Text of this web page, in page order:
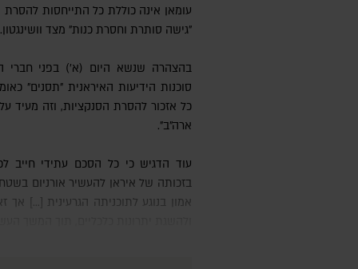
עומאן אינה כוללת כל התייחסות
"גישה סותרת וחסרת כנות" מצד וושינגטון.
בהצהרה שנשא היום (א') בפני חברי
סוכנות הידיעות האיראנית "תסנים"
כל אזכור להסרת הסנקציות, וזה מעיד
ארה"ב".
עוד הדגיש כי כל הסכם עתידי חייב לכלול את הסרת הסנקציות והכרה
בזכותה של איראן להעשיר אורניום
אמון בנוגע לתוכניתה הגרעינית [...]